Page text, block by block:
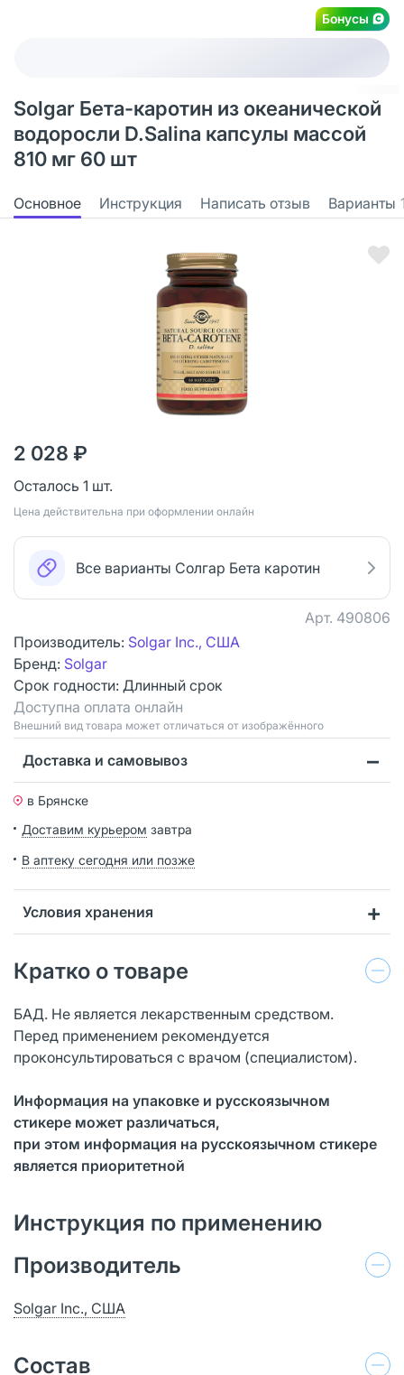
Бонусы
Solgar Бета-каротин из океанической
водоросли D.Salina капсулы массой
810 мг 60 шт
Основное Инструкция Написать отзыв Варианты
2 028 ₽
Осталось 1 шт.
Цена действительна при оформлении онлайн
Все варианты Солгар Бета каротин
Арт. 490806
Производитель: Solgar Inc., США
Бренд: Solgar
Срок годности: Длинный срок
Доступна оплата онлайн
Bнешний вид товара может отличаться от изображённого
Доставка и самовывоз
в Брянске
Доставим курьером завтра
В аптеку сегодня или позже
Условия хранения
Кратко о товаре
БАД. Не является лекарственным средством.
Перед применением рекомендуется
проконсультироваться с врачом (специалистом).
Информация на упаковке и русскоязычном
стикере может различаться,
при этом информация на русскоязычном стикере
является приоритетной
Инструкция по применению
Производитель
Solgar Inc., США
Состав